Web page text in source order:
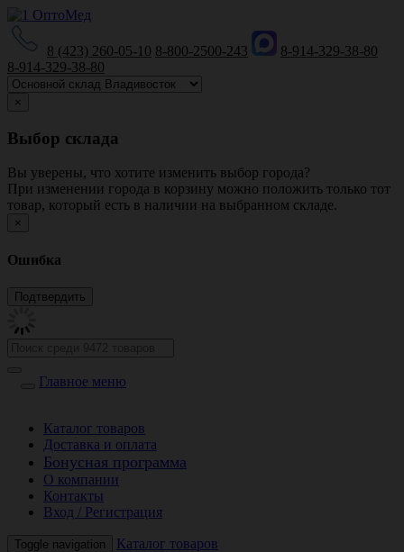
8 (423) 260-05-10 8-800-2500-243
8-914-329-38-80
8-914-329-38-80
×
Выбор склада
Вы уверены, что хотите изменить выбор города?
При изменении города в корзину можно положить только тот
товар, который есть в наличии на выбранном складе.
×
Ошибка
Главное меню
Каталог товаров
Доставка и оплата
Бонусная программа
О компании
Контакты
Вход / Регистрация
Toggle navigation Каталог товаров